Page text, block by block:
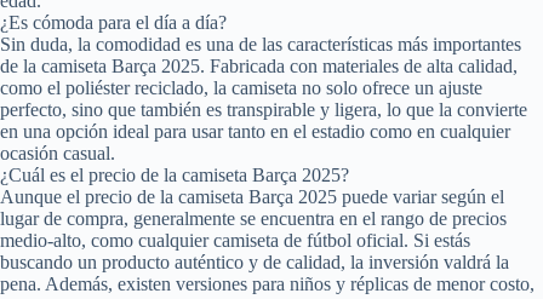
¿Es cómoda para el día a día?
Sin duda, la comodidad es una de las características más importantes
de la camiseta Barça 2025. Fabricada con materiales de alta calidad,
como el poliéster reciclado, la camiseta no solo ofrece un ajuste
perfecto, sino que también es transpirable y ligera, lo que la convierte
en una opción ideal para usar tanto en el estadio como en cualquier
ocasión casual.
¿Cuál es el precio de la camiseta Barça 2025?
Aunque el precio de la camiseta Barça 2025 puede variar según el
lugar de compra, generalmente se encuentra en el rango de precios
medio-alto, como cualquier camiseta de fútbol oficial. Si estás
buscando un producto auténtico y de calidad, la inversión valdrá la
pena. Además, existen versiones para niños y réplicas de menor costo,